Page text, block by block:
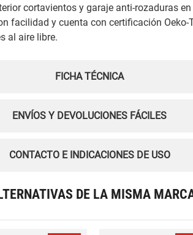
cortavientos y garaje anti-rozaduras
facilidad y cuenta con certificación
al aire libre.
FICHA TÉCNICA
ENVÍOS Y DEVOLUCIONES FÁCILES
CONTACTO E INDICACIONES DE USO
DE LA MISMA